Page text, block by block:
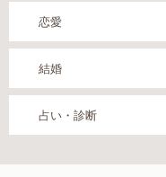
恋愛
結婚
占い・診断